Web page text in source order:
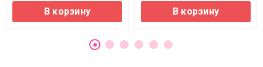
В корзину В корзину